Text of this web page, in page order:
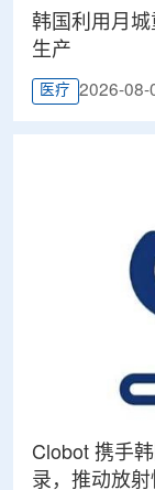
韩国利用月
生产
医疗 2026-08-
Clobot 携手
录，推动放